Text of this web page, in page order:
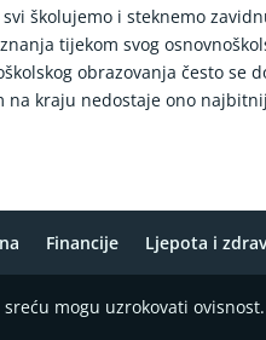
svi školujemo i steknemo
tijekom svog
obrazovanja često se
na kraju nedostaje ono
Financije Ljepota i
sreću mogu uzrokovati